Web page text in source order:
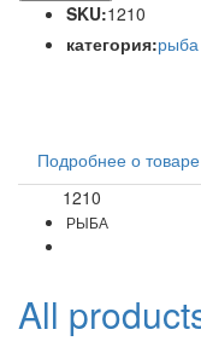
SKU:1210
категория:рыба
Подробнее о товаре
1210
РЫБА
All